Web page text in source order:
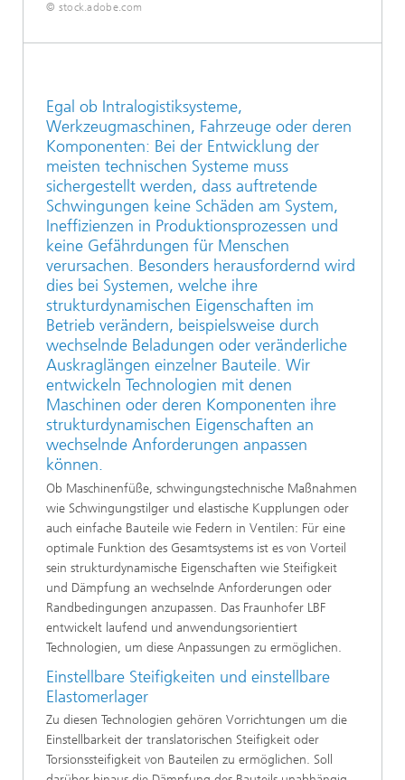
© stock.adobe.com
Egal ob Intralogistiksysteme,
Werkzeugmaschinen, Fahrzeuge oder deren
Komponenten: Bei der Entwicklung der
meisten technischen Systeme muss
sichergestellt werden, dass auftretende
Schwingungen keine Schäden am System,
Ineffizienzen in Produktionsprozessen und
keine Gefährdungen für Menschen
verursachen. Besonders herausfordernd wird
dies bei Systemen, welche ihre
strukturdynamischen Eigenschaften im
Betrieb verändern, beispielsweise durch
wechselnde Beladungen oder veränderliche
Auskraglängen einzelner Bauteile. Wir
entwickeln Technologien mit denen
Maschinen oder deren Komponenten ihre
strukturdynamischen Eigenschaften an
wechselnde Anforderungen anpassen
können.
Ob Maschinenfüße, schwingungstechnische Maßnahmen
wie Schwingungstilger und elastische Kupplungen oder
auch einfache Bauteile wie Federn in Ventilen: Für eine
optimale Funktion des Gesamtsystems ist es von Vorteil
sein strukturdynamische Eigenschaften wie Steifigkeit
und Dämpfung an wechselnde Anforderungen oder
Randbedingungen anzupassen. Das Fraunhofer LBF
entwickelt laufend und anwendungsorientiert
Technologien, um diese Anpassungen zu ermöglichen.
Einstellbare Steifigkeiten und einstellbare
Elastomerlager
Zu diesen Technologien gehören Vorrichtungen um die
Einstellbarkeit der translatorischen Steifigkeit oder
Torsionssteifigkeit von Bauteilen zu ermöglichen. Soll